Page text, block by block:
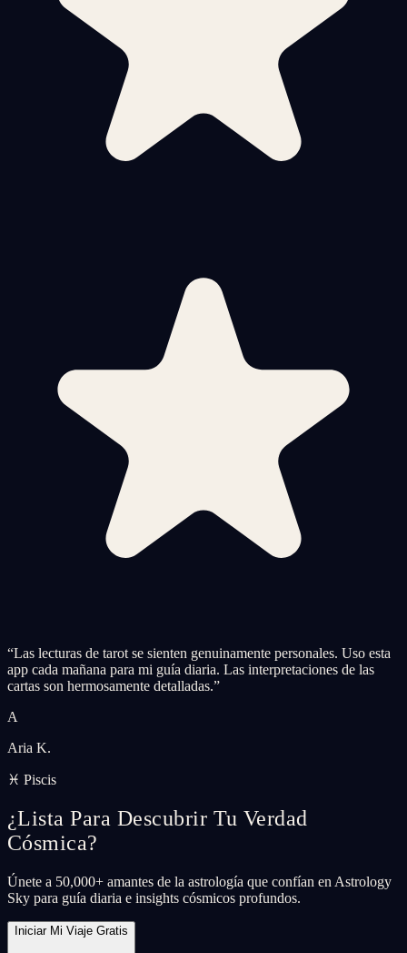
“Las lecturas de tarot se sienten genuinamente personales. Uso esta
app cada mañana para mi guía diaria. Las interpretaciones de las
cartas son hermosamente detalladas.”
A
Aria K.
♓ Piscis
¿Lista Para Descubrir Tu Verdad
Cósmica?
Únete a 50,000+ amantes de la astrología que confían en Astrology
Sky para guía diaria e insights cósmicos profundos.
Iniciar Mi Viaje Gratis